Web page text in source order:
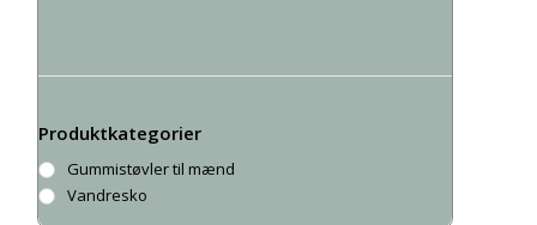
Produktkategorier
Gummistøvler til mænd
Vandresko